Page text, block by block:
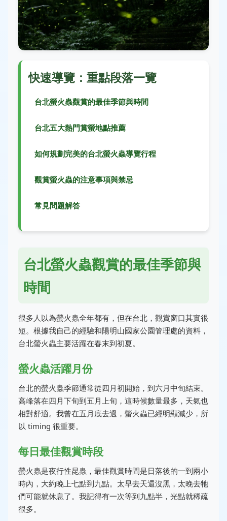
快速導覽：重點段落一覽
台北螢火蟲觀賞的最佳季節與時間
台北五大熱門賞螢地點推薦
如何規劃完美的台北螢火蟲導覽行程
觀賞螢火蟲的注意事項與禁忌
常見問題解答
台北螢火蟲觀賞的最佳季節與
時間
很多人以為螢火蟲全年都有，但在台北，觀賞窗口其實很
短。根據我自己的經驗和陽明山國家公園管理處的資料，
台北螢火蟲主要活躍在春末到初夏。
螢火蟲活躍月份
台北的螢火蟲季節通常從四月初開始，到六月中旬結束。
高峰落在四月下旬到五月上旬，這時候數量最多，天氣也
相對舒適。我曾在五月底去過，螢火蟲已經明顯減少，所
以 timing 很重要。
每日最佳觀賞時段
螢火蟲是夜行性昆蟲，最佳觀賞時間是日落後的一到兩小
時內，大約晚上七點到九點。太早去天還沒黑，太晚去牠
們可能就休息了。我記得有一次等到九點半，光點就稀疏
很多。